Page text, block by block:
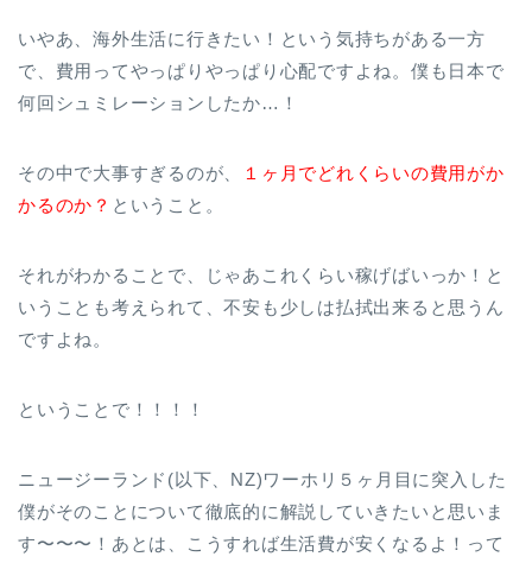
いやあ、海外生活に行きたい！という気持ちがある一方
で、費用ってやっぱりやっぱり心配ですよね。僕も日本で
何回シュミレーションしたか…！
その中で大事すぎるのが、
１ヶ月でどれくらいの費用がか
かるのか？ ということ。
それがわかることで、じゃあこれくらい稼げばいっか！と
いうことも考えられて、不安も少しは払拭出来ると思うん
ですよね。
ということで！！！！
ニュージーランド(以下、NZ)ワーホリ５ヶ月目に突入した
僕がそのことについて徹底的に解説していきたいと思いま
す〜〜〜！あとは、こうすれば生活費が安くなるよ！って